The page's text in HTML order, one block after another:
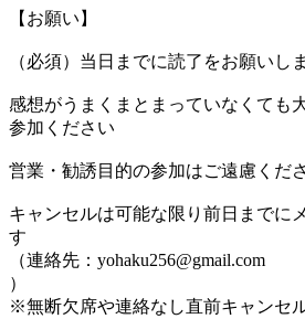
【お願い】
（必須）当日までに読了をお願いし
感想がうまくまとまっていなくても
参加ください
営業・勧誘目的の参加はご遠慮くだ
キャンセルは可能な限り前日までに
す
（連絡先：yohaku256@gmail.com
）
※無断欠席や連絡なし直前キャンセ